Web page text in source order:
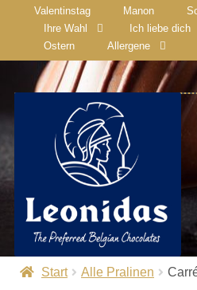
Valentinstag Manon
Ihre Wahl
Ich liebe dich
Ostern
Allergene
Start Alle Pralinen